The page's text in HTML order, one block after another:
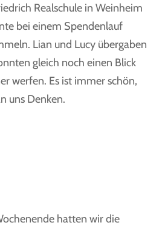
Realschule in Weinheim
bei einem Spendenlauf
Lian und Lucy übergaben
gleich noch einen Blick
werfen. Es ist immer schön,
uns Denken.
hatten wir die